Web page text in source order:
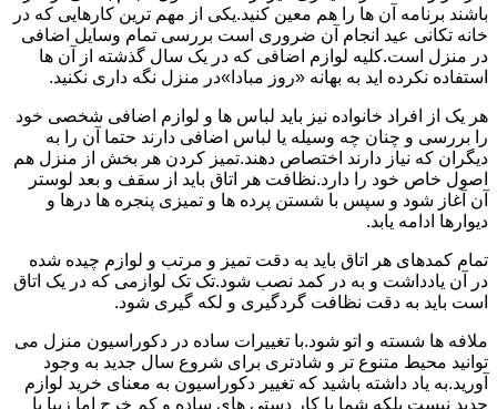
باشند برنامه آن ها را هم معین کنید.یکی از مهم ترین کارهایی که در
خانه تکانی عید انجام آن ضروری است بررسی تمام وسایل اضافی
در منزل است.کلیه لوازم اضافی که در یک سال گذشته از آن ها
استفاده نکرده اید به بهانه «روز مبادا»در منزل نگه داری نکنید.
هر یک از افراد خانواده نیز باید لباس ها و لوازم اضافی شخصی خود
را بررسی و چنان چه وسیله یا لباس اضافی دارند حتما آن را به
دیگران که نیاز دارند اختصاص دهند.تمیز کردن هر بخش از منزل هم
اصول خاص خود را دارد.نظافت هر اتاق باید از سقف و بعد لوستر
آن آغاز شود و سپس با شستن پرده ها و تمیزی پنجره ها درها و
دیوارها ادامه یابد.
تمام کمدهای هر اتاق باید به دقت تمیز و مرتب و لوازم چیده شده
در آن یادداشت و به در کمد نصب شود.تک تک لوازمی که در یک اتاق
است باید به دقت نظافت گردگیری و لکه گیری شود.
ملافه ها شسته و اتو شود.با تغییرات ساده در دکوراسیون منزل می
توانید محیط متنوع تر و شادتری برای شروع سال جدید به وجود
آورید.به یاد داشته باشید که تغییر دکوراسیون به معنای خرید لوازم
جدید نیست بلکه شما با کار دستی های ساده و کم خرج اما زیبا با